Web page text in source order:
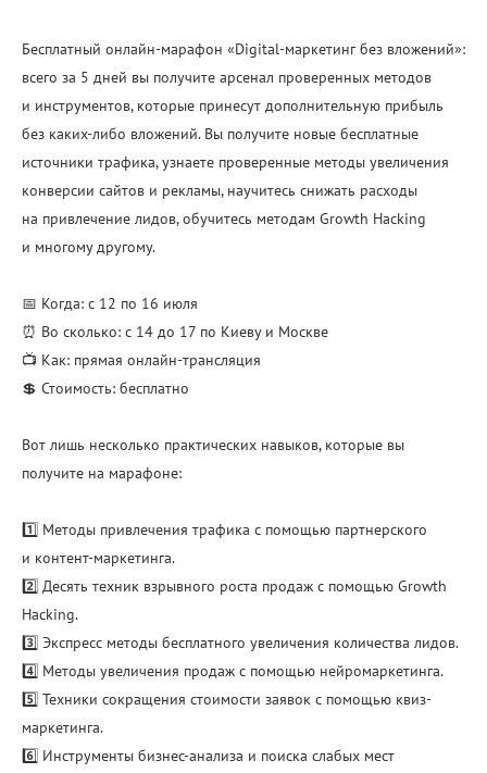
Бесплатный онлайн-марафон «Digital-маркетинг без вложений»:
всего за 5 дней вы получите арсенал проверенных методов
и инструментов, которые принесут дополнительную прибыль
без каких-либо вложений. Вы получите новые бесплатные
источники трафика, узнаете проверенные методы увеличения
конверсии сайтов и рекламы, научитесь снижать расходы
на привлечение лидов, обучитесь методам Growth Hacking
и многому другому.
📅 Когда: с 12 по 16 июля
⏰ Во сколько: с 14 до 17 по Киеву и Москве
📺 Как: прямая онлайн-трансляция
💲 Стоимость: бесплатно
Вот лишь несколько практических навыков, которые вы
получите на марафоне:
1️⃣ Методы привлечения трафика с помощью партнерского
и контент-маркетинга.
2️⃣ Десять техник взрывного роста продаж с помощью Growth
Hacking.
3️⃣ Экспресс методы бесплатного увеличения количества лидов.
4️⃣ Методы увеличения продаж с помощью нейромаркетинга.
5️⃣ Техники сокращения стоимости заявок с помощью квиз-
маркетинга.
6️⃣ Инструменты бизнес-анализа и поиска слабых мест